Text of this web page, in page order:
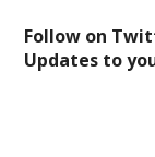
Follow on
Updates to